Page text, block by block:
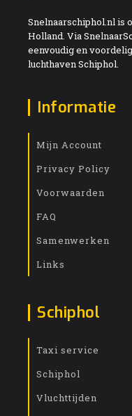
Snelnaarschiphol.nl is
Holland. Via
eenvoudig en
luchthaven Schiphol.
Informatie
Mijn Account
Privacy Policy
Voorwaarden
FAQ
Samenwerken
Links
Schiphol
Taxi service
Schiphol
Vluchttijden